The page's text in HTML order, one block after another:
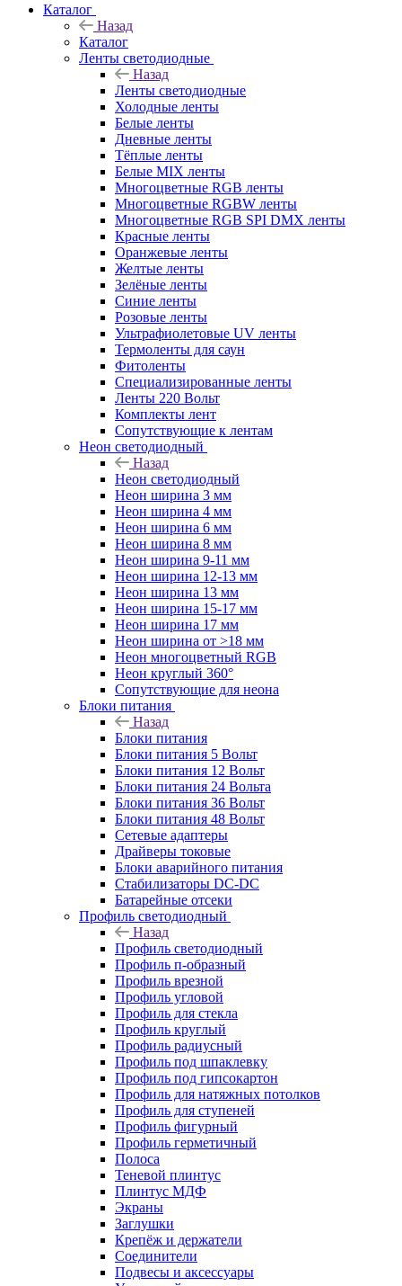
Каталог
Назад
Каталог
Ленты светодиодные
Назад
Ленты светодиодные
Холодные ленты
Белые ленты
Дневные ленты
Тёплые ленты
Белые MIX ленты
Многоцветные RGB ленты
Многоцветные RGBW ленты
Многоцветные RGB SPI DMX ленты
Красные ленты
Оранжевые ленты
Желтые ленты
Зелёные ленты
Синие ленты
Розовые ленты
Ультрафиолетовые UV ленты
Термоленты для саун
Фитоленты
Специализированные ленты
Ленты 220 Вольт
Комплекты лент
Сопутствующие к лентам
Неон светодиодный
Назад
Неон светодиодный
Неон ширина 3 мм
Неон ширина 4 мм
Неон ширина 6 мм
Неон ширина 8 мм
Неон ширина 9-11 мм
Неон ширина 12-13 мм
Неон ширина 13 мм
Неон ширина 15-17 мм
Неон ширина 17 мм
Неон ширина от >18 мм
Неон многоцветный RGB
Неон круглый 360°
Сопутствующие для неона
Блоки питания
Назад
Блоки питания
Блоки питания 5 Вольт
Блоки питания 12 Вольт
Блоки питания 24 Вольта
Блоки питания 36 Вольт
Блоки питания 48 Вольт
Сетевые адаптеры
Драйверы токовые
Блоки аварийного питания
Стабилизаторы DC-DC
Батарейные отсеки
Профиль светодиодный
Назад
Профиль светодиодный
Профиль п-образный
Профиль врезной
Профиль угловой
Профиль для стекла
Профиль круглый
Профиль радиусный
Профиль под шпаклевку
Профиль под гипсокартон
Профиль для натяжных потолков
Профиль для ступеней
Профиль фигурный
Профиль герметичный
Полоса
Теневой плинтус
Плинтус МДФ
Экраны
Заглушки
Крепёж и держатели
Соединители
Подвесы и аксессуары